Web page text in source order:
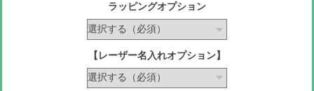
ラッピングオプション
【レーザー名入れオプション】